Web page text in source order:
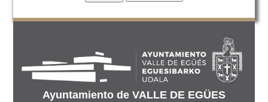
Ayuntamiento de VALLE DE EGÜES